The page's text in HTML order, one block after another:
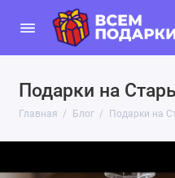
Подарки на
Главная Блог Подарки на